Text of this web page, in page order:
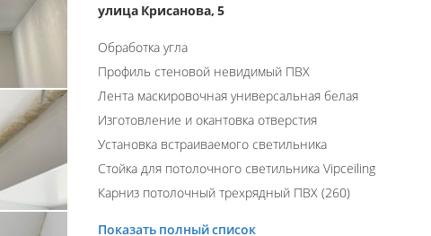
улица Крисанова, 5
Обработка угла
Профиль стеновой невидимый ПВХ
Лента маскировочная универсальная белая
Изготовление и окантовка отверстия
Установка встраиваемого светильника
Стойка для потолочного светильника Vipceiling
Карниз потолочный трехрядный ПВХ (260)
Показать полный список